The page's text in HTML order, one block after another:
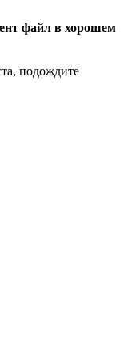
файл в хорошем
подождите